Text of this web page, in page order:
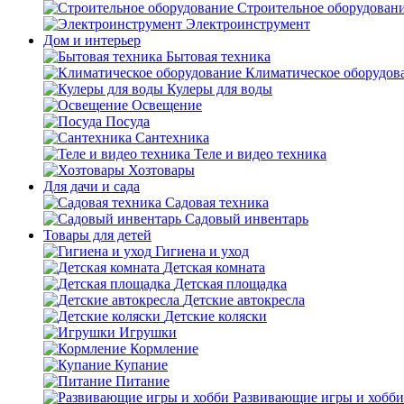
Строительное
Электроинструмент
Дом и интерьер
Бытовая техника
Климатическое
Кулеры для воды
Освещение
Посуда
Сантехника
Теле и видео техника
Хозтовары
Для дачи и сада
Садовая техника
Садовый инвентарь
Товары для детей
Гигиена и уход
Детская комната
Детская площадка
Детские автокресла
Детские коляски
Игрушки
Кормление
Купание
Питание
Развивающие игры и хобби